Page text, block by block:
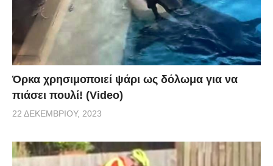
Όρκα χρησιμοποιεί ψάρι ως δόλωμα για να
πιάσει πουλί! (Video)
22 ΔΕΚΕΜΒΡΊΟΥ, 2023